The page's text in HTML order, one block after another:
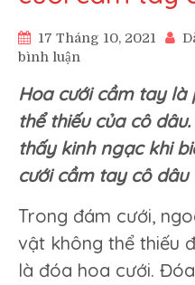
17 Tháng 10, 2021
bình luận
ngạc
về
nguồn
góc
hoa
cầm
tay
cô
dâu.
Hoa cưới cầm tay là
thể thiếu của cô
thấy kinh ngạc khi
cưới cầm tay cô dâu
Trong đám cưới,
vật không thể thiếu
là đóa hoa cưới.